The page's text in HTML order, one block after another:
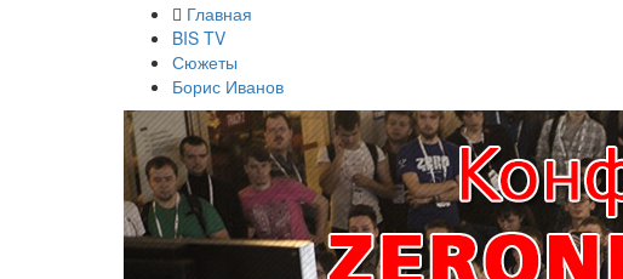
Главная
BIS TV
Сюжеты
Борис Иванов